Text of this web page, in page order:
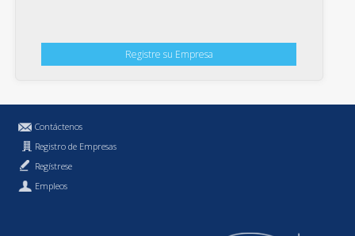
Registre su Empresa
Contáctenos
Registro de Empresas
Regístrese
Empleos